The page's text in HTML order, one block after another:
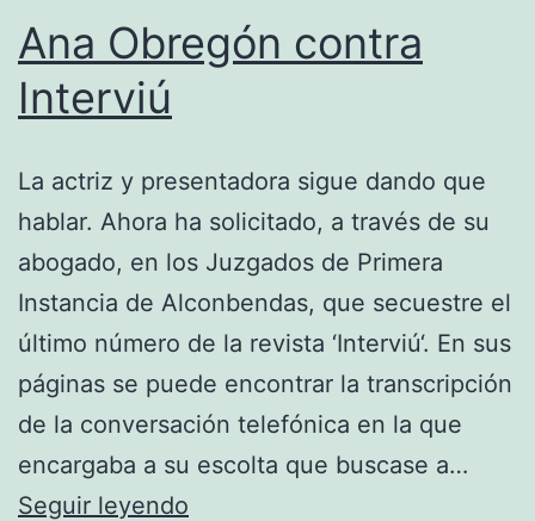
Ana Obregón contra
Interviú
La actriz y presentadora sigue dando que
hablar. Ahora ha solicitado, a través de su
abogado, en los Juzgados de Primera
Instancia de Alconbendas, que secuestre el
último número de la revista ‘Interviú‘. En sus
páginas se puede encontrar la transcripción
de la conversación telefónica en la que
encargaba a su escolta que buscase a…
Seguir leyendo